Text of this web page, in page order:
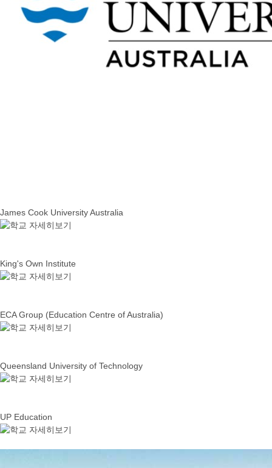
James Cook University Australia
King's Own Institute
ECA Group (Education Centre of Australia)
Queensland University of Technology
UP Education